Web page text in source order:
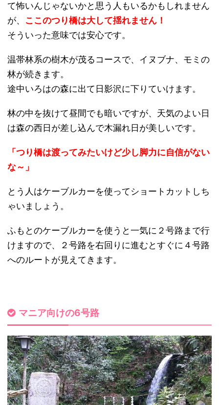
て怖いんじゃないかと思う人もいるかもしれません
が、 ここのつり橋は大して揺れません！
そういった意味では安心です。
温帯林系の樹木が茂るコースで、イヌブナ、モミの
林が続きます。
途中いろはの森に出て日影沢に下りていけます。
林の中を抜けて昼間でも暗いですが、天気のよい日
は森の西日が差し込んで木漏れ日が美しいです。
「つり橋は渡ってみたいけど少し脚力に自信がない
な～」
とう人はケーブルカーを使ってショートカットしち
ゃいましょう。
ふもとのケーブルカーを使うと一気に２号路まで行
けますので、２号路を右回りに進むとすぐに４号路
へのルートが見えてきます。
マニア向けの6号路